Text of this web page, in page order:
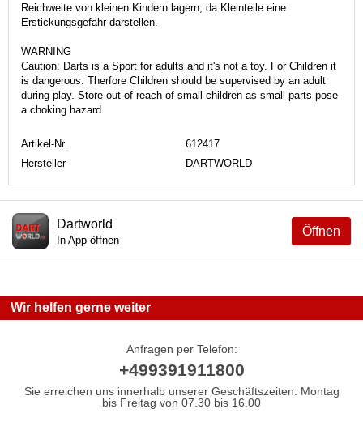
Reichweite von kleinen Kindern lagern, da Kleinteile eine
Erstickungsgefahr darstellen.
WARNING
Caution: Darts is a Sport for adults and it's not a toy. For Children it
is dangerous. Therfore Children should be supervised by an adult
during play. Store out of reach of small children as small parts pose
a choking hazard.
Artikel-Nr.
612417
Hersteller
DARTWORLD
Öffnen
Dartworld
In App öffnen
Wir helfen gerne weiter
Anfragen per Telefon:
+499391911800
Sie erreichen uns innerhalb unserer Geschäftszeiten: Montag
bis Freitag von 07.30 bis 16.00